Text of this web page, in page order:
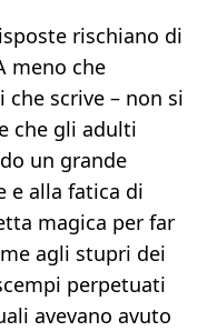
rischiano di
meno che
scrive – non si
che gli adulti
un grande
e alla fatica di
magica per far
agli stupri dei
perpetuati
avevano avuto